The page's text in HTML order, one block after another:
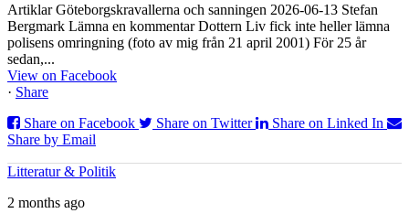
Artiklar Göteborgskravallerna och sanningen 2026-06-13 Stefan
Bergmark Lämna en kommentar Dottern Liv fick inte heller lämna
polisens omringning (foto av mig från 21 april 2001) För 25 år
sedan,...
View on Facebook
· Share
Share on Facebook
Share on Twitter
Share on Linked In
Share by Email
Litteratur & Politik
2 months ago